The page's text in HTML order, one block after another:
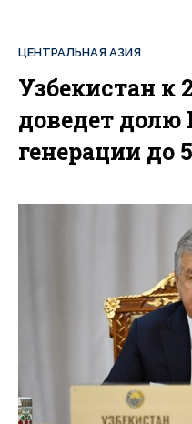
ЦЕНТРАЛЬНАЯ АЗИЯ
Узбекистан к
доведет
генерации до